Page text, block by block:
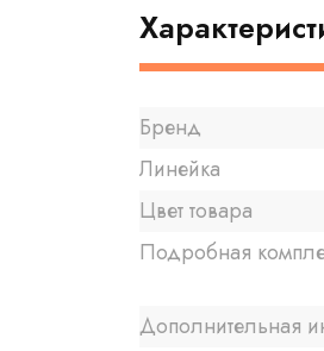
Бренд
Линейка
Цвет товара
Подробная
Дополнительная